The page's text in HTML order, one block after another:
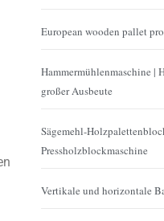
European wooden pallet
Hammermühlenmaschine |
großer Ausbeute
Sägemehl-
Pressholzblockmaschine
Vertikale und horizontale